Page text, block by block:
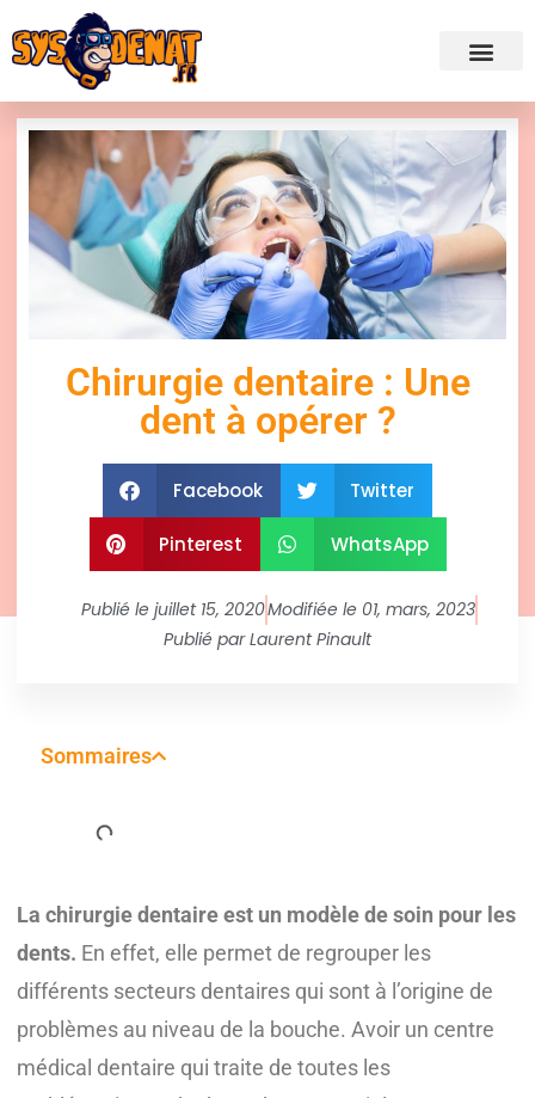
Chirurgie dentaire : Une
dent à opérer ?
Facebook Twitter
Pinterest WhatsApp
Publié le juillet 15, 2020Modifiée le 01, mars, 2023
Publié parLaurent Pinault
Sommaires
La chirurgie dentaire est un modèle de soin pour les
dents. En effet, elle permet de regrouper les
différents secteurs dentaires qui sont à l’origine de
problèmes au niveau de la bouche. Avoir un centre
médical dentaire qui traite de toutes les